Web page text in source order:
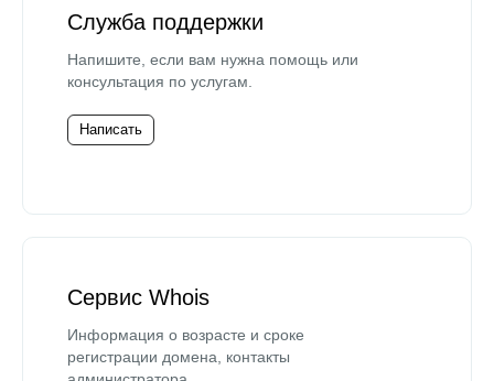
Служба поддержки
Напишите, если вам нужна помощь или
консультация по услугам.
Написать
Сервис Whois
Информация о возрасте и сроке
регистрации домена, контакты